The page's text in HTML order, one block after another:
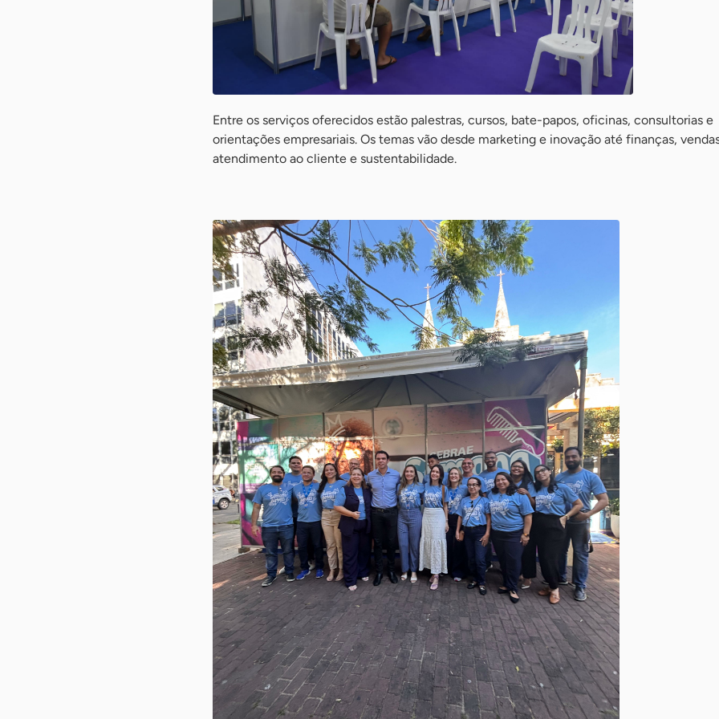
Entre os serviços oferecidos estão palestras, cursos, bate-papos, oficinas, consultorias e
orientações empresariais. Os temas vão desde marketing e inovação até finanças,
atendimento ao cliente e sustentabilidade.